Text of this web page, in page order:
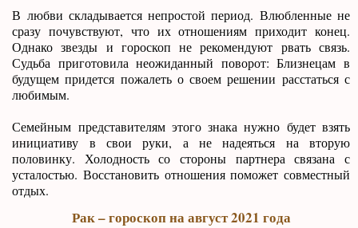
В любви складывается непростой период. Влюбленные не
сразу почувствуют, что их отношениям приходит конец.
Однако звезды и гороскоп не рекомендуют рвать связь.
Судьба приготовила неожиданный поворот: Близнецам в
будущем придется пожалеть о своем решении расстаться с
любимым.
Семейным представителям этого знака нужно будет взять
инициативу в свои руки, а не надеяться на вторую
половинку. Холодность со стороны партнера связана с
усталостью. Восстановить отношения поможет совместный
отдых.
Рак – гороскоп на август 2021 года